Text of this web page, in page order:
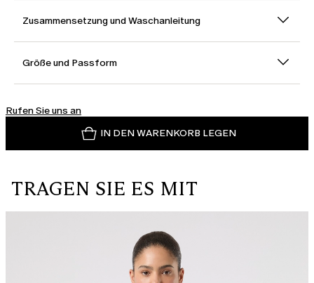
Zusammensetzung und Waschanleitung
Größe und Passform
Rufen Sie uns an
IN DEN WARENKORB LEGEN
TRAGEN SIE ES MIT